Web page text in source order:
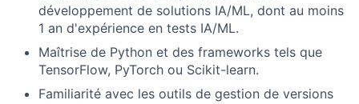
développement de solutions IA/ML, dont au moins
1 an d'expérience en tests IA/ML.
Maîtrise de Python et des frameworks tels que
TensorFlow, PyTorch ou Scikit-learn.
Familiarité avec les outils de gestion de versions